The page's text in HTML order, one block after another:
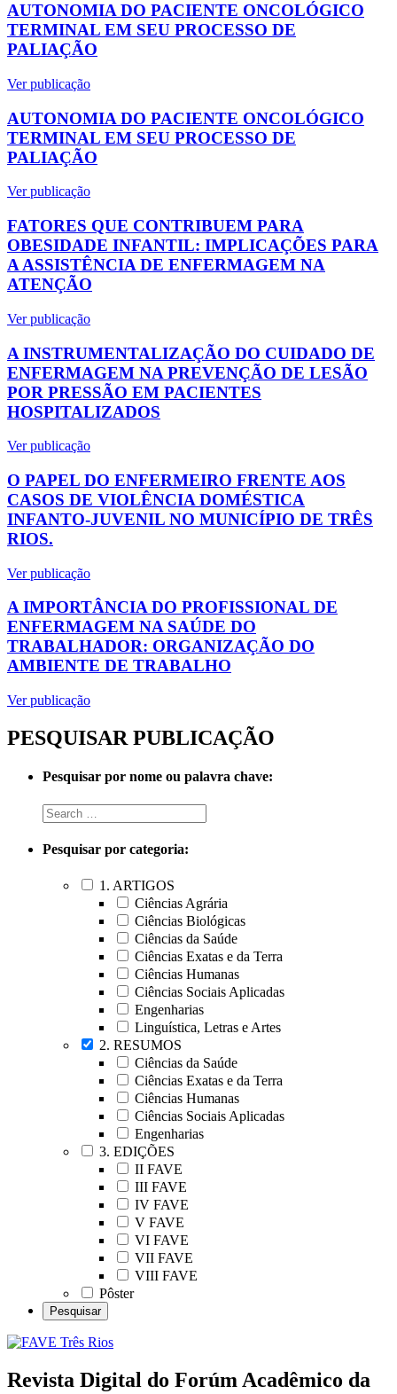
AUTONOMIA DO PACIENTE ONCOLÓGICO
TERMINAL EM SEU PROCESSO DE
PALIAÇÃO
Ver publicação
AUTONOMIA DO PACIENTE ONCOLÓGICO
TERMINAL EM SEU PROCESSO DE
PALIAÇÃO
Ver publicação
FATORES QUE CONTRIBUEM PARA
OBESIDADE INFANTIL: IMPLICAÇÕES PARA
A ASSISTÊNCIA DE ENFERMAGEM NA
ATENÇÃO
Ver publicação
A INSTRUMENTALIZAÇÃO DO CUIDADO DE
ENFERMAGEM NA PREVENÇÃO DE LESÃO
POR PRESSÃO EM PACIENTES
HOSPITALIZADOS
Ver publicação
O PAPEL DO ENFERMEIRO FRENTE AOS
CASOS DE VIOLÊNCIA DOMÉSTICA
INFANTO-JUVENIL NO MUNICÍPIO DE TRÊS
RIOS.
Ver publicação
A IMPORTÂNCIA DO PROFISSIONAL DE
ENFERMAGEM NA SAÚDE DO
TRABALHADOR: ORGANIZAÇÃO DO
AMBIENTE DE TRABALHO
Ver publicação
PESQUISAR PUBLICAÇÃO
Pesquisar por nome ou palavra chave:
Pesquisar por categoria:
1. ARTIGOS
Ciências Agrária
Ciências Biológicas
Ciências da Saúde
Ciências Exatas e da Terra
Ciências Humanas
Ciências Sociais Aplicadas
Engenharias
Linguística, Letras e Artes
2. RESUMOS
Ciências da Saúde
Ciências Exatas e da Terra
Ciências Humanas
Ciências Sociais Aplicadas
Engenharias
3. EDIÇÕES
II FAVE
III FAVE
IV FAVE
V FAVE
VI FAVE
VII FAVE
VIII FAVE
Pôster
Revista Digital do Forúm Acadêmico da